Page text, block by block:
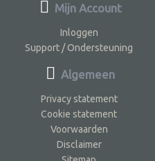
Mijn Account
Inloggen
Support / Ondersteuning
Algemeen
Privacy statement
Cookie statement
Voorwaarden
Disclaimer